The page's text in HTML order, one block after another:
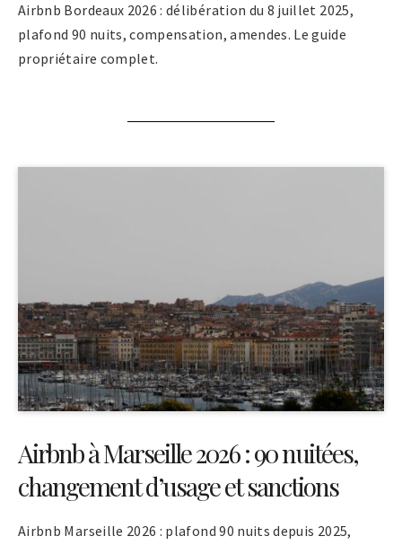
Airbnb Bordeaux 2026 : délibération du 8 juillet 2025,
plafond 90 nuits, compensation, amendes. Le guide
propriétaire complet.
Airbnb à Marseille 2026 : 90 nuitées,
changement d’usage et sanctions
Airbnb Marseille 2026 : plafond 90 nuits depuis 2025,